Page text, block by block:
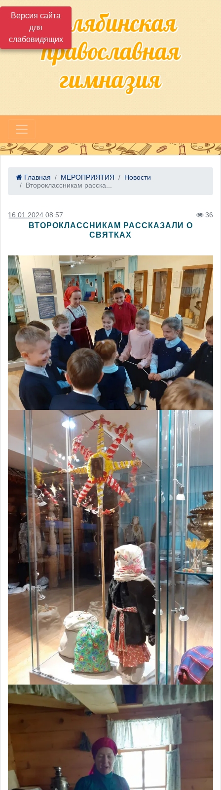
Версия сайта
для
слабовидящихЧелябинская
православная
гимназия
Главная МЕРОПРИЯТИЯ
Новости
Второклассникам расска...
16.01.2024 08:57 36
ВТОРОКЛАССНИКАМ РАССКАЗАЛИ О
СВЯТКАХ